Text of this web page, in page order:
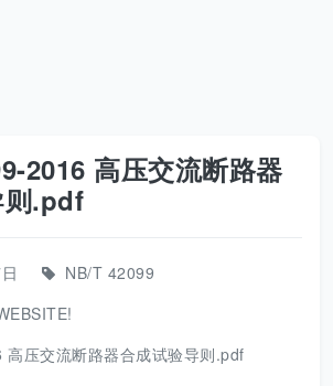
2016 高压交流断路器
则.pdf
NB/T 42099
压交流断路器合成试验导则.pdf